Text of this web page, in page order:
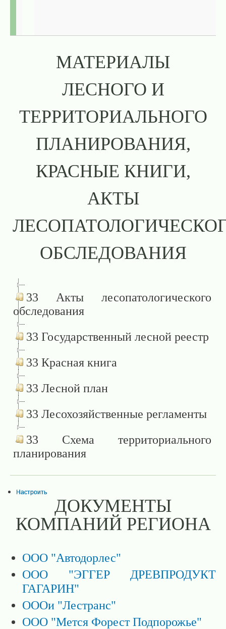
МАТЕРИАЛЫ
ЛЕСНОГО И
ТЕРРИТОРИАЛЬНОГО
ПЛАНИРОВАНИЯ,
КРАСНЫЕ КНИГИ,
АКТЫ
ОБСЛЕДОВАНИЯ
33 Акты лесопатологического
обследования
33 Государственный лесной реестр
33 Красная книга
33 Лесной план
33 Лесохозяйственные регламенты
33 Схема территориального
планирования
Настроить
ДОКУМЕНТЫ
КОМПАНИЙ РЕГИОНА
ООО "Автодорлес"
ООО "ЭГГЕР ДРЕВПРОДУКТ
ГАГАРИН"
ОООи "Лестранс"
ООО "Мется Форест Подпорожье"